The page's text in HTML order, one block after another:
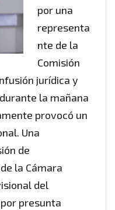
por una
representa
nte de la
Comisión
jurídica y
la mañana
provocó un
Una
de
la Cámara
del
presunta